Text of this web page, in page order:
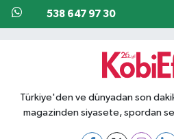
538 647 97 30
Türkiye'den ve dünyadan son
magazinden siyasete, spordan